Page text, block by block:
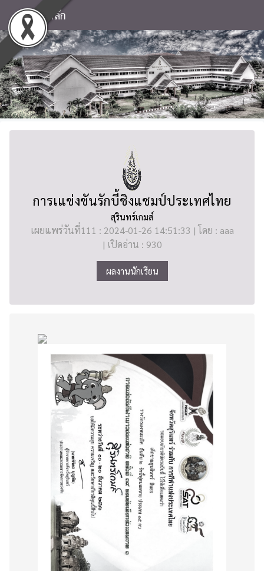
หน้าหลัก
การเแข่งขันรักบี้ชิงแชมป์ประเทศไทย
สุรินทร์เกมส์
เผยแพร่วันที่111 : 2024-01-26 14:51:33 | โดย : aaa
| เปิดอ่าน : 930
ผลงานนักเรียน